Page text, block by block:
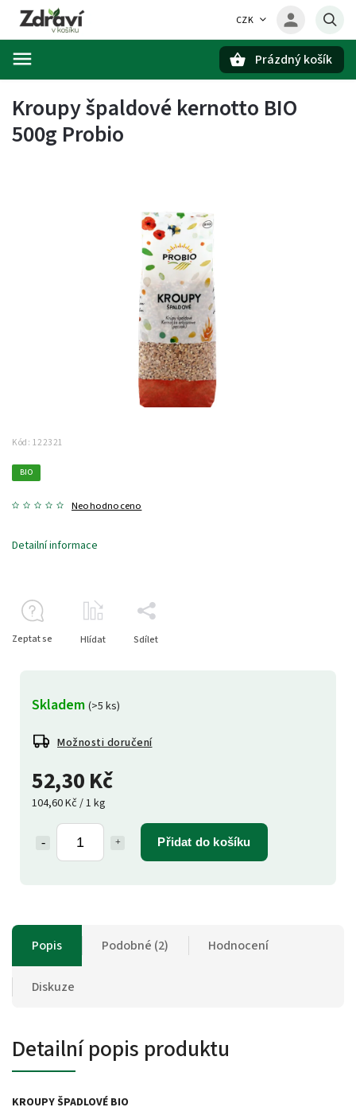
CZK
Prázdný košík
Kroupy špaldové kernotto BIO
500g Probio
Kód: 122321
BIO
Neohodnoceno
52,30 Kč
104,60 Kč / 1 kg
Přidat do košíku
Skladem (>5 ks)
Možnosti doručení
Detailní informace
Zeptat se Hlídat Sdílet
Popis Podobné (2) Hodnocení
Diskuze
Detailní popis produktu
KROUPY ŠPADLOVÉ BIO